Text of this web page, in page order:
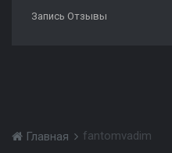
Запись Отзывы
Главная fantomvadim